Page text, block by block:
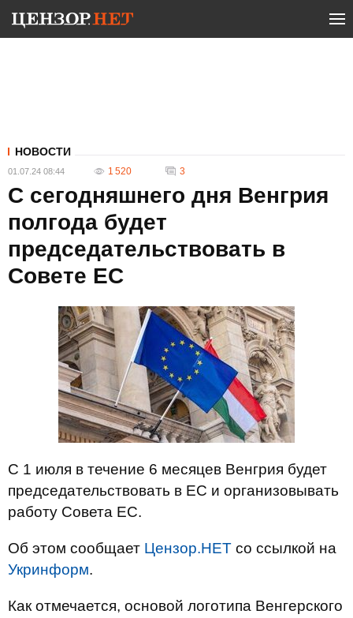
НОВОСТИ
01.07.24 08:44 1 520 3
С сегодняшнего дня Венгрия
полгода будет
председательствовать в
Совете ЕС
С 1 июля в течение 6 месяцев Венгрия будет
председательствовать в ЕС и организовывать
работу Совета ЕС.
Об этом сообщает Цензор.НЕТ со ссылкой на
Укринформ.
Как отмечается, основой логотипа Венгерского